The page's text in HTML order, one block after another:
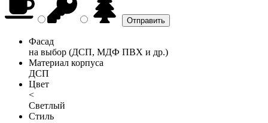
Фасад
на выбор (ДСП, МДФ ПВХ и др.)
Материал корпуса
ДСП
Цвет
<
Светлый
Стиль